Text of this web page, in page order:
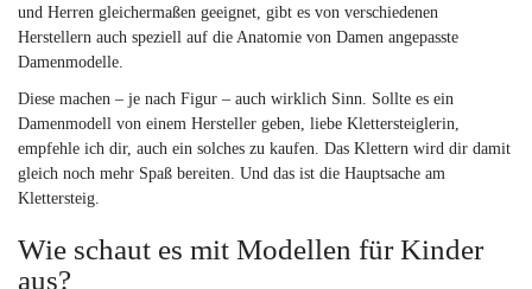
und Herren gleichermaßen geeignet, gibt es von verschiedenen
Herstellern auch speziell auf die Anatomie von Damen angepasste
Damenmodelle.
Diese machen – je nach Figur – auch wirklich Sinn. Sollte es ein
Damenmodell von einem Hersteller geben, liebe Klettersteiglerin,
empfehle ich dir, auch ein solches zu kaufen. Das Klettern wird dir damit
gleich noch mehr Spaß bereiten. Und das ist die Hauptsache am
Klettersteig.
Wie schaut es mit Modellen für Kinder
aus?